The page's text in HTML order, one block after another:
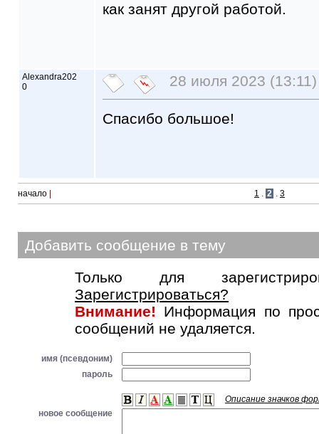
как занят другой работой.
Alexandra202
0
28 июля 2023 (13:11)
Спасибо большое!
начало 1 . 2 . 3
Добавить сообщение в тему
Только для
Зарегистрироваться?
Внимание! Информация по
сообщений не удаляется.
имя (псевдоним)
пароль
Описание значков
новое сообщение